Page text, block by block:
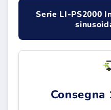
Serie LI-PS2000